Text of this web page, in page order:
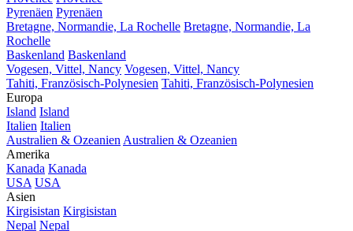
Pyrenäen Pyrenäen
Bretagne, Normandie, La Rochelle Bretagne, Normandie, La
Rochelle
Baskenland Baskenland
Vogesen, Vittel, Nancy Vogesen, Vittel, Nancy
Tahiti, Französisch-Polynesien Tahiti, Französisch-Polynesien
Europa
Island Island
Italien Italien
Australien & Ozeanien Australien & Ozeanien
Amerika
Kanada Kanada
USA USA
Asien
Kirgisistan Kirgisistan
Nepal Nepal